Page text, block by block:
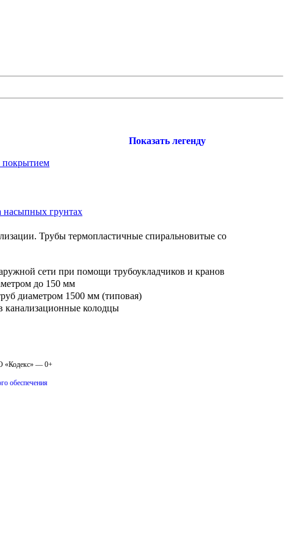
Показать легенду
покрытием
насыпных грунтах
Трубы термопластичные спиральновитые со
сети при помощи трубоукладчиков и кранов
до 150 мм
диаметром 1500 мм (типовая)
канализационные колодцы
«Кодекс» — 0+
обеспечения